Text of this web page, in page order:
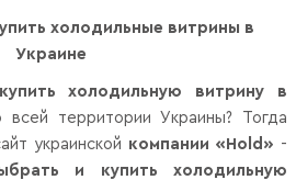
холодильные витрины в
Украине
купить холодильную витрину в
всей территории Украины? Тогда
украинской компании «Hold» -
и купить холодильную